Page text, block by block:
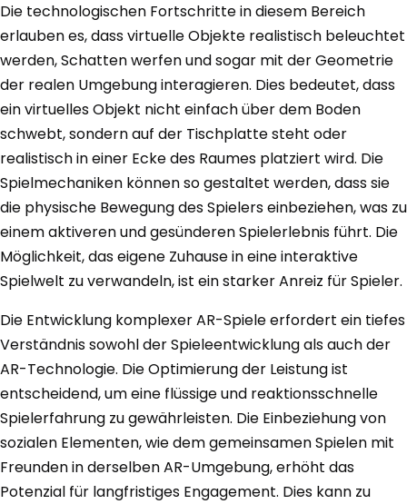
Die technologischen Fortschritte in diesem Bereich
erlauben es, dass virtuelle Objekte realistisch beleuchtet
werden, Schatten werfen und sogar mit der Geometrie
der realen Umgebung interagieren. Dies bedeutet, dass
ein virtuelles Objekt nicht einfach über dem Boden
schwebt, sondern auf der Tischplatte steht oder
realistisch in einer Ecke des Raumes platziert wird. Die
Spielmechaniken können so gestaltet werden, dass sie
die physische Bewegung des Spielers einbeziehen, was zu
einem aktiveren und gesünderen Spielerlebnis führt. Die
Möglichkeit, das eigene Zuhause in eine interaktive
Spielwelt zu verwandeln, ist ein starker Anreiz für Spieler.
Die Entwicklung komplexer AR-Spiele erfordert ein tiefes
Verständnis sowohl der Spieleentwicklung als auch der
AR-Technologie. Die Optimierung der Leistung ist
entscheidend, um eine flüssige und reaktionsschnelle
Spielerfahrung zu gewährleisten. Die Einbeziehung von
sozialen Elementen, wie dem gemeinsamen Spielen mit
Freunden in derselben AR-Umgebung, erhöht das
Potenzial für langfristiges Engagement. Dies kann zu